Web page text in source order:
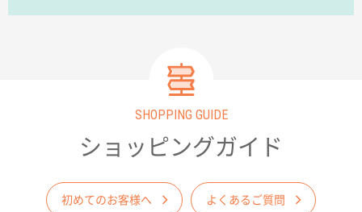
ワンポイントポリ袋 B4サイズ
2026年03月17日 19:11
ワンポイントポリ袋 A4サイズ
2026年03月09日 08:27
SHOPPING GUIDE
ショッピングガイド
初めてのお客様へ よくあるご質問